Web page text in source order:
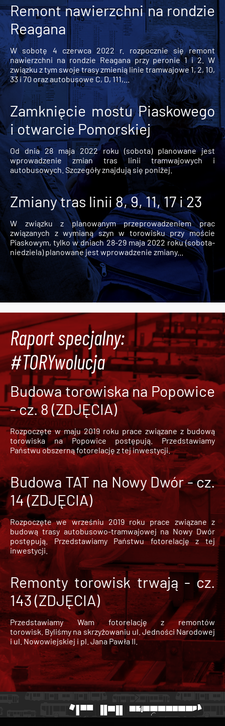
Remont nawierzchni na rondzie
Reagana
W sobotę 4 czerwca 2022 r. rozpocznie się remont
nawierzchni na rondzie Reagana przy peronie 1 i 2. W
związku z tym swoje trasy zmienią linie tramwajowe 1, 2, 10,
33 i 70 oraz autobusowe C, D, 111,...
Zamknięcie mostu Piaskowego
i otwarcie Pomorskiej
Od dnia 28 maja 2022 roku (sobota) planowane jest
wprowadzenie zmian tras linii tramwajowych i
autobusowych. Szczegóły znajdują się poniżej.
Zmiany tras linii 8, 9, 11, 17 i 23
W związku z planowanym przeprowadzeniem prac
związanych z wymianą szyn w torowisku przy moście
Piaskowym, tylko w dniach 28-29 maja 2022 roku (sobota-
niedziela) planowane jest wprowadzenie zmiany...
Raport specjalny:
#TORYwolucja
Budowa torowiska na Popowice
- cz. 8 (ZDJĘCIA)
Rozpoczęte w maju 2019 roku prace związane z budową
torowiska na Popowice
postępują. Przedstawiamy
Państwu obszerną fotorelację z tej inwestycji.
Budowa TAT na Nowy Dwór - cz.
14 (ZDJĘCIA)
Rozpoczęte we wrześniu 2019 roku prace związane z
budową trasy autobusowo-tramwajowej na Nowy Dwór
postępują. Przedstawiamy Państwu fotorelację z tej
inwestycji.
Remonty torowisk trwają - cz.
143 (ZDJĘCIA)
Przedstawiamy Wam fotorelację z remontów
torowisk. Byliśmy na skrzyżowaniu ul. Jedności Narodowej
i ul. Nowowiejskiej i pl. Jana Pawła II.